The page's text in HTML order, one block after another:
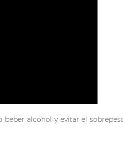
beber alcohol y evitar el